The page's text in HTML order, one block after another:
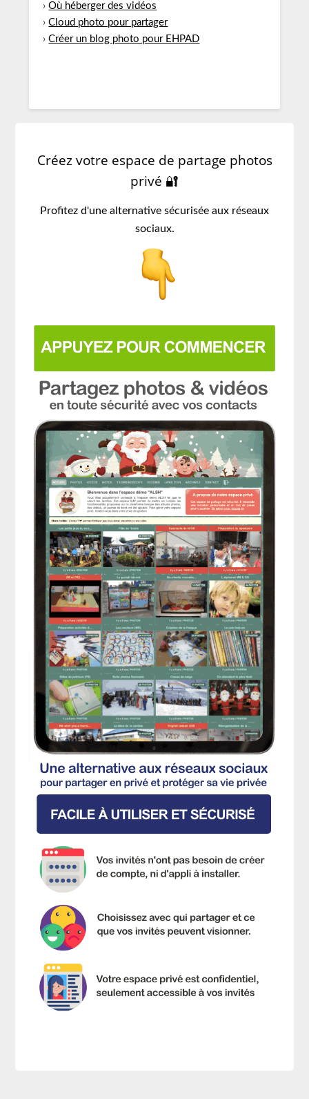
›Où héberger des vidéos
›Cloud photo pour partager
›Créer un blog photo pour EHPAD
Créez votre espace de partage photos
privé 🔐
Profitez d'une alternative sécurisée aux réseaux
sociaux.